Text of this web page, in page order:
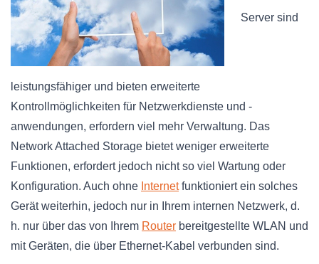
Server sind
leistungsfähiger und bieten erweiterte
Kontrollmöglichkeiten für Netzwerkdienste und -
anwendungen, erfordern viel mehr Verwaltung. Das
Network Attached Storage bietet weniger erweiterte
Funktionen, erfordert jedoch nicht so viel Wartung oder
Konfiguration. Auch ohne Internetfunktioniert ein solches
Gerät weiterhin, jedoch nur in Ihrem internen Netzwerk, d.
h. nur über das von Ihrem Router bereitgestellte WLAN und
mit Geräten, die über Ethernet-Kabel verbunden sind.